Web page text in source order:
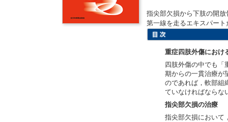
指尖部欠損から下肢の開
第一線を走るエキスパー
重症四肢外傷におけ
四肢外傷の中でも「
期からの一貫治療が
のであれば，軟部組
ていなければならな
指尖部欠損の治療
指尖部欠損において